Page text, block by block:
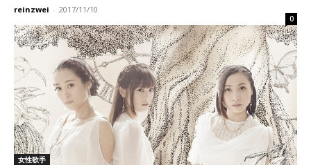
reinzwei - 2017/11/10
0
女性歌手